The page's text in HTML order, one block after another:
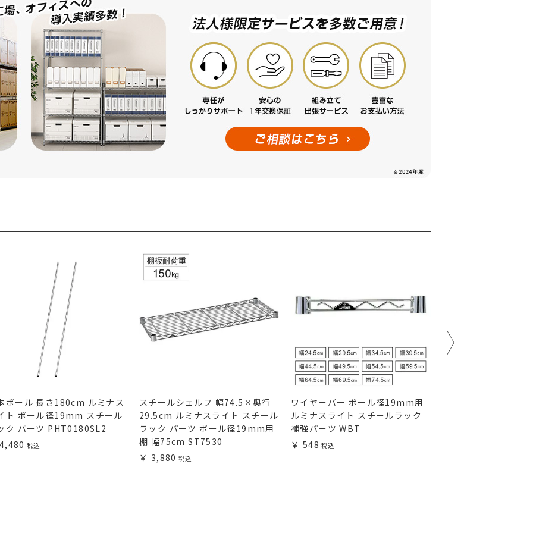
ポール 長さ180cm ルミナス
ト ポール径19mm スチール
ク パーツ PHT0180SL2
スチールシェルフ 幅74.5×奥行
29.5cm ルミナスライト スチール
ラック パーツ ポール径19mm用
棚 幅75cm ST7530
3,880
ワイヤーバー ポール径19mm用
ルミナスライト スチールラック
補強パーツ WBT
548